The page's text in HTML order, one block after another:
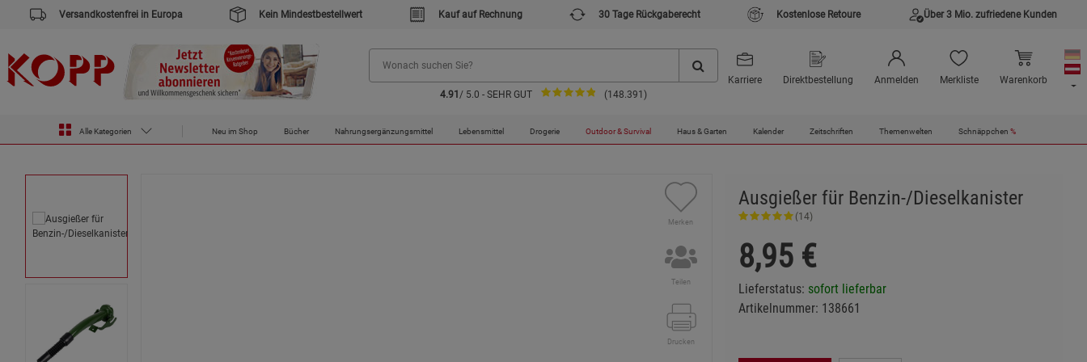
Versandkostenfrei in Europa Kein Mindestbestellwert Kauf auf Rechnung 30 Tage Rückgaberecht Kostenlose Retoure Über 3 Mio. zufriedene Kunden
4.91 / 5.0 - SEHR GUT (148.391)
Karriere Direktbestellung Anmelden Merkliste Warenkorb
Alle Kategorien Neu im Shop Bücher Nahrungsergänzungsmittel Lebensmittel Drogerie Outdoor & Survival Haus & Garten Kalender Zeitschriften Themenwelten Schnäppchen %
Zur Startseite des Kopp Verlag Online-Shop
Outdoor & Survival Ausgießer für Benzin-/Dieselkanister
Merken
Teilen
Drucken
Ausgießer für Benzin-/Dieselkanister
(14)
8,95 €
Lieferstatus: sofort lieferbar
Artikelnummer: 138661